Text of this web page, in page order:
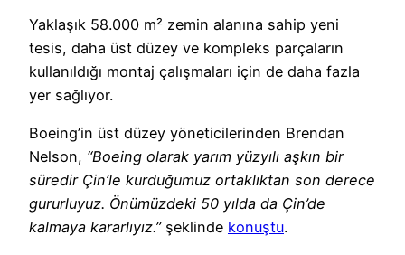
Yaklaşık 58.000 m² zemin alanına sahip yeni
tesis, daha üst düzey ve kompleks parçaların
kullanıldığı montaj çalışmaları için de daha fazla
yer sağlıyor.
Boeing’in üst düzey yöneticilerinden Brendan
Nelson, “Boeing olarak yarım yüzyılı aşkın bir
süredir Çin’le kurduğumuz ortaklıktan son derece
gururluyuz. Önümüzdeki 50 yılda da Çin’de
kalmaya kararlıyız.”şeklinde konuştu.